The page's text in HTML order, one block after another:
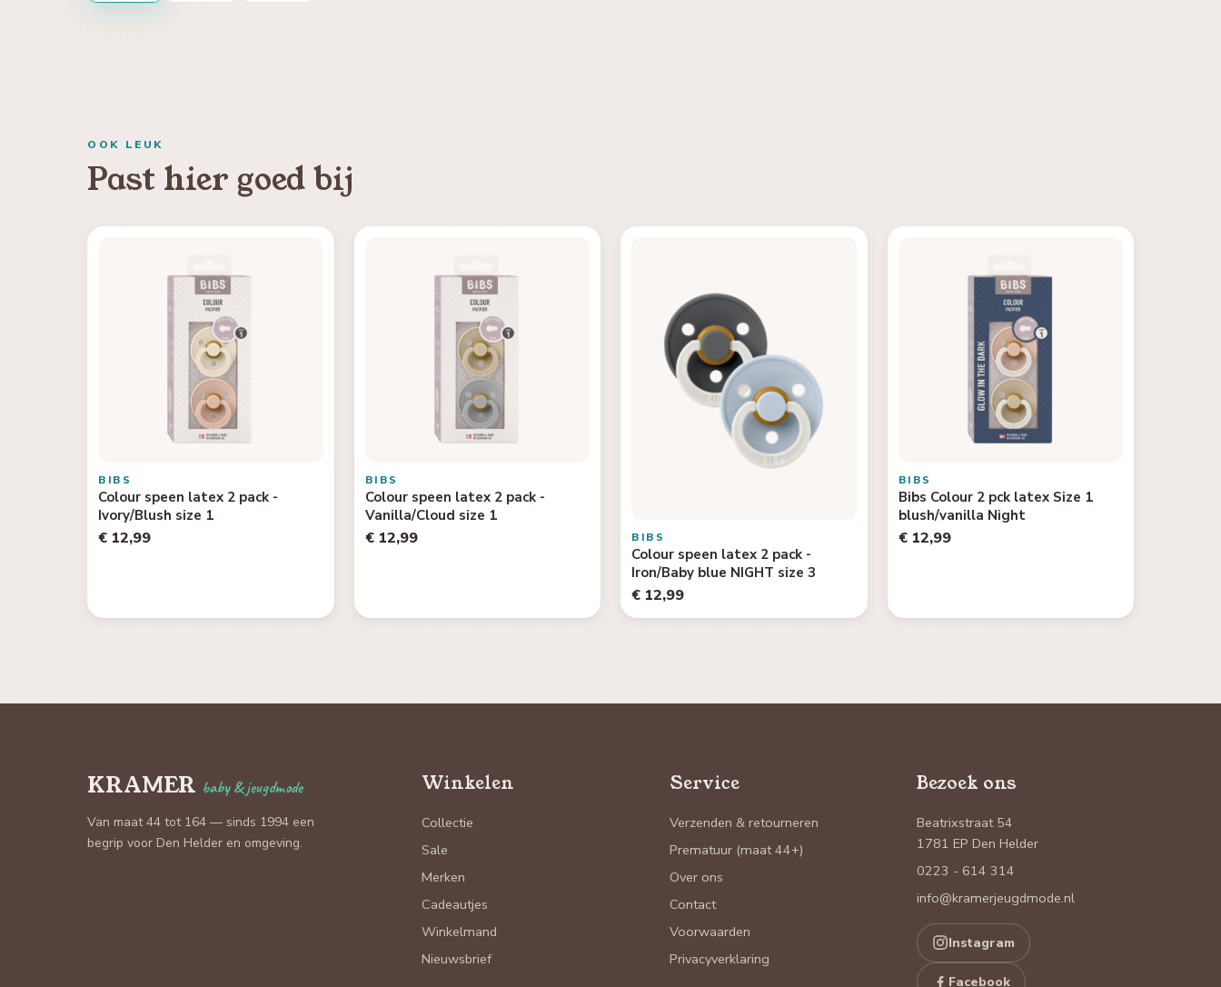
OOK LEUK
Past hier goed bij
BIBS
Colour speen latex 2 pack -
Ivory/Blush size 1
€ 12,99
BIBS
Colour speen latex 2 pack -
Vanilla/Cloud size 1
€ 12,99 BIBS
Colour speen latex 2 pack -
Iron/Baby blue NIGHT size 3
€ 12,99
BIBS
Bibs Colour 2 pck latex Size 1
blush/vanilla Night
€ 12,99
KRAMER baby & jeugdmode
Van maat 44 tot 164 — sinds 1994 een
begrip voor Den Helder en omgeving.
Winkelen
Collectie
Sale
Merken
Cadeautjes
Winkelmand
Nieuwsbrief
Service
Verzenden & retourneren
Prematuur (maat 44+)
Over ons
Contact
Voorwaarden
Privacyverklaring
Bezoek ons
Beatrixstraat 54
1781 EP Den Helder
0223 - 614 314
info@kramerjeugdmode.nl
Instagram
Facebook